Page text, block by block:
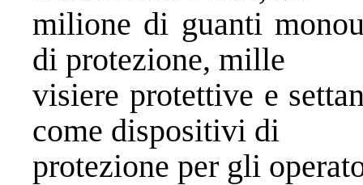
milione di guanti
di protezione, mille
visiere protettive e
come dispositivi di
protezione per gli